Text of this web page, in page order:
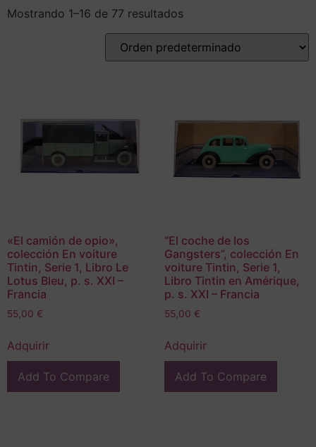
Mostrando 1–16 de 77 resultados
«El camión de opio»,
colección En voiture
Tintin, Serie 1, Libro Le
Lotus Bleu, p. s. XXI –
Francia
55,00 €
Adquirir
Add To Compare
“El coche de los
Gangsters”, colección En
voiture Tintin, Serie 1,
Libro Tintin en Amérique,
p. s. XXI – Francia
55,00 €
Adquirir
Add To Compare